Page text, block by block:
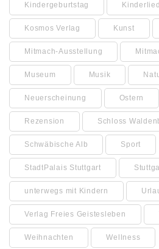
Kindergeburtstag
Kosmos Verlag Kunst
Mitmach-Ausstellung
Museum Musik
Neuerscheinung Ostern
Rezension Schloss
Schwäbische Alb Sport
StadtPalais Stuttgart
unterwegs mit Kindern
Verlag Freies Geistesleben
Weihnachten Wellness